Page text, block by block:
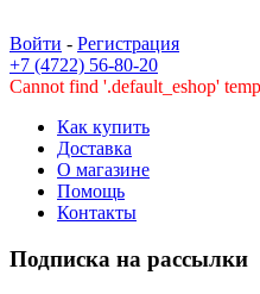
Войти - Регистрация
+7 (4722) 56-80-20
Cannot find '.default_eshop'
Как купить
Доставка
О магазине
Помощь
Контакты
Подписка на рассылки